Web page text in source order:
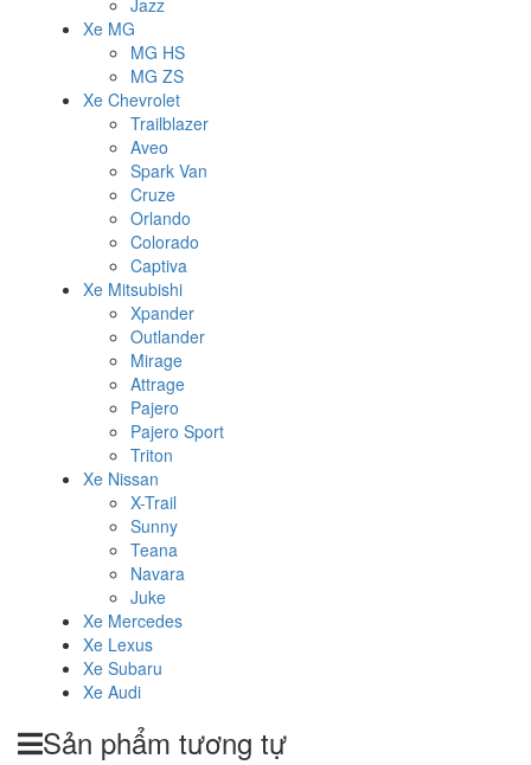
Jazz
Xe MG
MG HS
MG ZS
Xe Chevrolet
Trailblazer
Aveo
Spark Van
Cruze
Orlando
Colorado
Captiva
Xe Mitsubishi
Xpander
Outlander
Mirage
Attrage
Pajero
Pajero Sport
Triton
Xe Nissan
X-Trail
Sunny
Teana
Navara
Juke
Xe Mercedes
Xe Lexus
Xe Subaru
Xe Audi
Sản phẩm tương tự